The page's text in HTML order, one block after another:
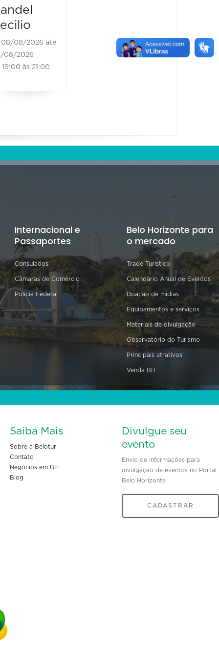
08/08/2026 até
08/2026
às 21:00
Internacional e
Passaportes
Consulados
Câmaras de Comércio
Polícia Federal
Belo Horizonte para
o mercado
Trade Turístico
Calendário Anual de Eventos
Doação de mídias
Equipamentos e serviços
Materiais de divulgação
Observatório do Turismo
Principais atrativos
Venda BH
Saiba Mais
Sobre a Belotur
Contato
Negócios em BH
Blog
Divulgue seu
evento
Envio de informações para
divulgação de eventos no Portal
Belo Horizonte
CADASTRAR